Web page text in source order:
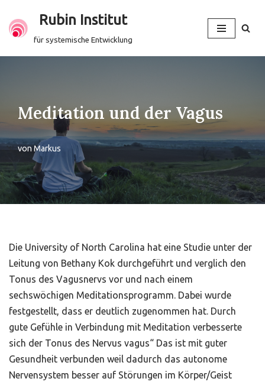
Zum
Rubin Institut
für systemische Entwicklung
Meditation und der Vagus
von Markus
Die University of North Carolina hat eine Studie unter der
Leitung von Bethany Kok durchgeführt und verglich den
Tonus des Vagusnervs vor und nach einem
sechswöchigen Meditationsprogramm. Dabei wurde
festgestellt, dass er deutlich zugenommen hat. Durch
gute Gefühle in Verbindung mit Meditation verbesserte
sich der Tonus des Nervus vagus“ Das ist mit guter
Gesundheit verbunden weil dadurch das autonome
Nervensystem besser auf Störungen im Körper/Geist